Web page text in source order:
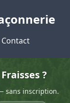
Contact
?
sans inscription.